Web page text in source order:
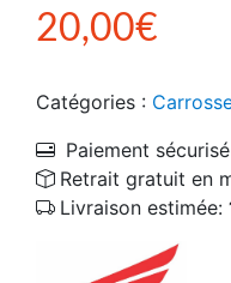
20,00€
Catégories :
Paiement sécurisé
Retrait gratuit en
Livraison estimée: